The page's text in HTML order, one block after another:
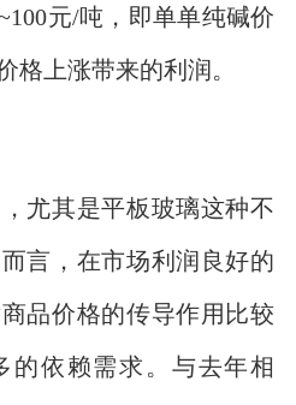
元/吨，即单单纯碱价
格上涨带来的利润。
其是平板玻璃这种不
言，在市场利润良好的
品价格的传导作用比较
的依赖需求。与去年相